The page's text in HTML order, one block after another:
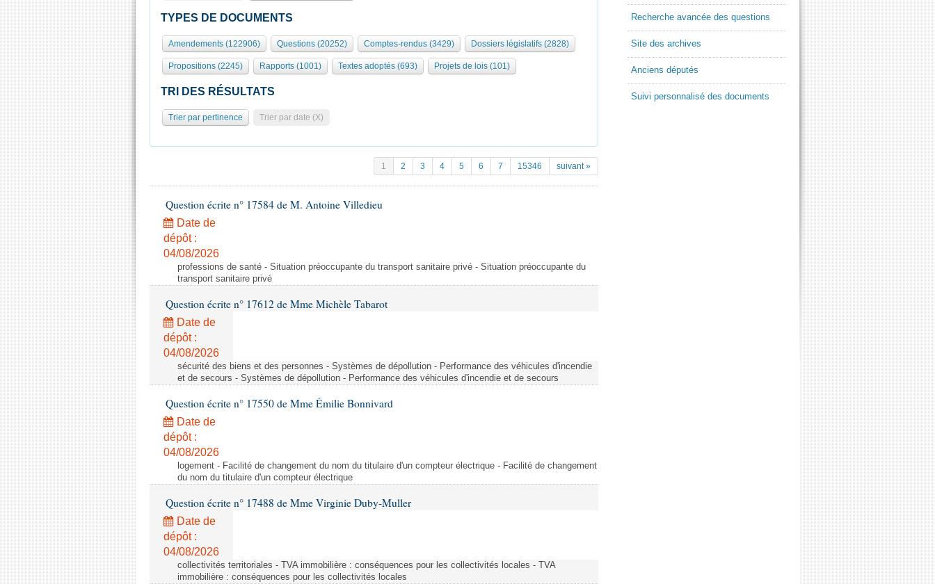
TYPES DE DOCUMENTS
Amendements (122906) Questions (20252) Comptes-rendus (3429) Dossiers législatifs (2828)
Propositions (2245) Rapports (1001) Textes adoptés (693) Projets de lois (101)
TRI DES RÉSULTATS
Trier par pertinence Trier par date (X)
1 2 3 4 5 6 7 15346 suivant »
Question écrite n° 17584 de M. Antoine Villedieu
Date de
dépôt :
04/08/2026
professions de santé - Situation préoccupante du transport sanitaire privé - Situation préoccupante du
transport sanitaire privé
Question écrite n° 17612 de Mme Michèle Tabarot
Date de
dépôt :
04/08/2026
sécurité des biens et des personnes - Systèmes de dépollution - Performance des véhicules d'incendie
et de secours - Systèmes de dépollution - Performance des véhicules d'incendie et de secours
Question écrite n° 17550 de Mme Émilie Bonnivard
Date de
dépôt :
04/08/2026
logement - Facilité de changement du nom du titulaire d'un compteur électrique - Facilité de changement
du nom du titulaire d'un compteur électrique
Question écrite n° 17488 de Mme Virginie Duby-Muller
Date de
dépôt :
04/08/2026
collectivités territoriales - TVA immobilière : conséquences pour les collectivités locales - TVA
immobilière : conséquences pour les collectivités locales
Recherche avancée des questions
Site des archives
Anciens députés
Suivi personnalisé des documents